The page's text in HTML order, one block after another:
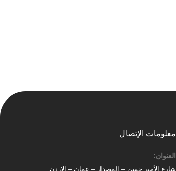
معلومات الإتصال
العنوان:
شارع الأمير حسن – المصدار – عمان – الاردن